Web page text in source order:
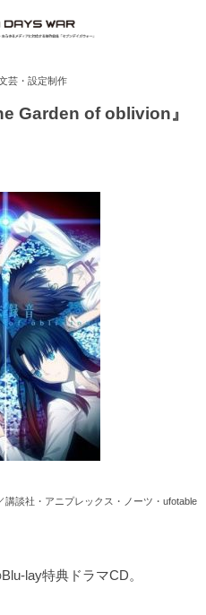
芸・設定制作
Garden of oblivion』
講談社・アニプレックス・ノーツ・ufotable
lay特典ドラマCD。